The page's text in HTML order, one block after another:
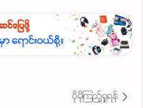
ပိုမိုကြည့်ရှုရန်